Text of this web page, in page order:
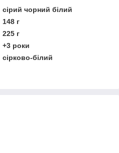
сірий чорний білий
148 г
225 г
+3 роки
сірково-білий